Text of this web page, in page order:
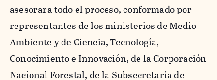
asesorara todo el proceso, conformado por
representantes de los ministerios de Medio
Ambiente y de Ciencia, Tecnología,
Conocimiento e Innovación, de la Corporación
Nacional Forestal, de la Subsecretaría de